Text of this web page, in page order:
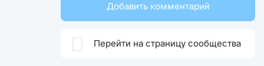
Добавить комментарий
Перейти на страницу сообщества